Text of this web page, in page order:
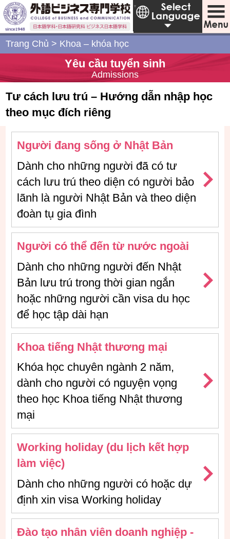
Trang Chủ > Khoa – khóa học
Yêu cầu tuyển sinh
Admissions
Tư cách lưu trú – Hướng dẫn nhập học
theo mục đích riêng
Người đang sống ở Nhật Bản
Dành cho những người đã có tư
cách lưu trú theo diện có người bảo
lãnh là người Nhật Bản và theo diện
đoàn tụ gia đình
Người có thể đến từ nước ngoài
Dành cho những người đến Nhật
Bản lưu trú trong thời gian ngắn
hoặc những người cần visa du học
để học tập dài hạn
Khoa tiếng Nhật thương mại
Khóa học chuyên ngành 2 năm,
dành cho người có nguyện vọng
theo học Khoa tiếng Nhật thương
mại
Working holiday (du lịch kết hợp
làm việc)
Dành cho những người có hoặc dự
định xin visa Working holiday
Đào tạo nhân viên doanh nghiệp -
Japanese
▼